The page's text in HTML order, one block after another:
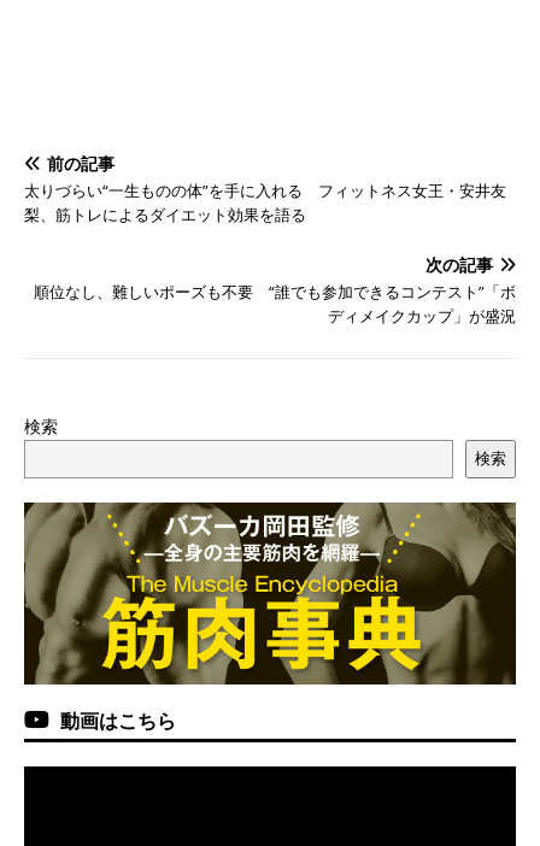
前の記事
太りづらい“一生ものの体”を手に入れる フィットネス女王・安井友
梨、筋トレによるダイエット効果を語る
次の記事
順位なし、難しいポーズも不要 “誰でも参加できるコンテスト”「ボ
ディメイクカップ」が盛況
検索
検索
動画はこちら